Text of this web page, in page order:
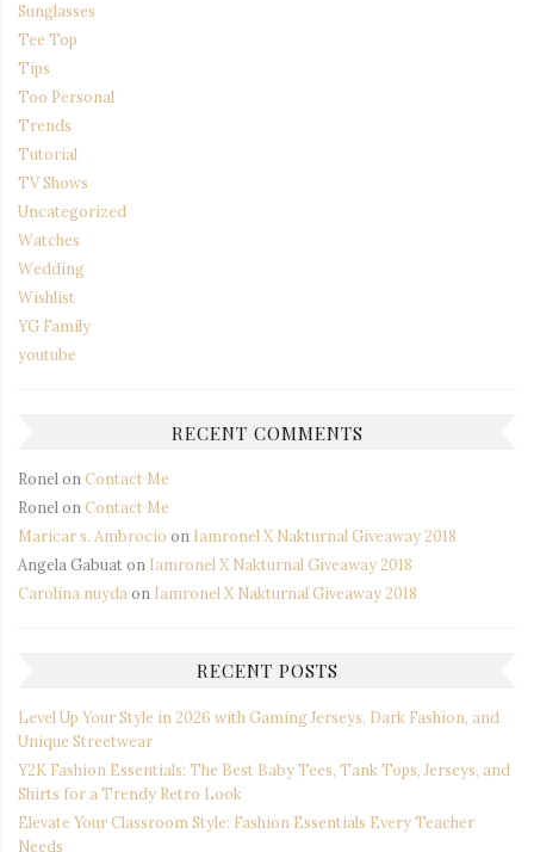
Sunglasses
Tee Top
Tips
Too Personal
Trends
Tutorial
TV Shows
Uncategorized
Watches
Wedding
Wishlist
YG Family
youtube
RECENT COMMENTS
Ronel on Contact Me
Ronel on Contact Me
Maricar s. Ambrocio on Iamronel X Nakturnal Giveaway 2018
Angela Gabuaton Iamronel X Nakturnal Giveaway 2018
Carolina nuyda on Iamronel X Nakturnal Giveaway 2018
RECENT POSTS
Level Up Your Style in 2026 with Gaming Jerseys, Dark Fashion, and
Unique Streetwear
Y2K Fashion Essentials: The Best Baby Tees, Tank Tops, Jerseys, and
Shirts for a Trendy Retro Look
Elevate Your Classroom Style: Fashion Essentials Every Teacher
Needs